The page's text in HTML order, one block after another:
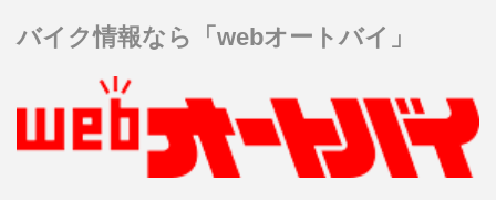
バイク情報なら「webオートバイ」